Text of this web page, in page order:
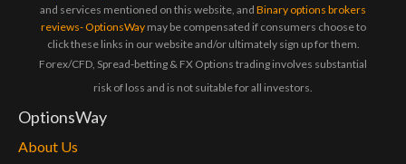
and services mentioned on this website, and Binary options brokers
reviews- OptionsWaymay be compensated if consumers choose to
click these links in our website and/or ultimately sign up for them.
Forex/CFD, Spread-betting & FX Options trading involves substantial
risk of loss and is not suitable for all investors.
OptionsWay
About Us